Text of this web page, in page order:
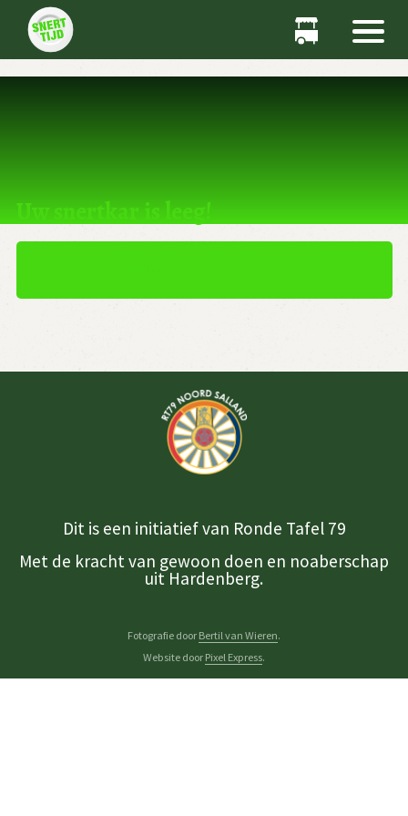
Dit product kan niet worden gekocht.
Uw snertkar is leeg!
Dit is een initiatief van Ronde Tafel 79
Met de kracht van gewoon doen en noaberschap
uit Hardenberg.
Fotografie door Bertil van Wieren.
Website door Pixel Express.